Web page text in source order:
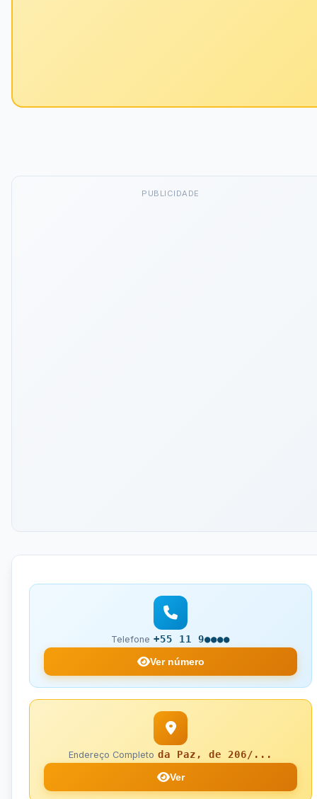
PUBLICIDADE
Telefone +55 11 9●●●●
Ver número
Endereço Completo da Paz, de 206/...
Ver